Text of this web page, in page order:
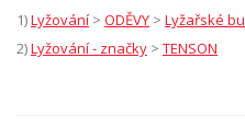
1)Lyžování > ODĚVY > Lyžařské
2)Lyžování - značky > TENSON